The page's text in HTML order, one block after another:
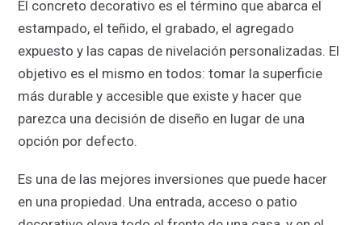
El concreto decorativo es el término que abarca el
estampado, el teñido, el grabado, el agregado
expuesto y las capas de nivelación personalizadas. El
objetivo es el mismo en todos: tomar la superficie
más durable y accesible que existe y hacer que
parezca una decisión de diseño en lugar de una
opción por defecto.
Es una de las mejores inversiones que puede hacer
en una propiedad. Una entrada, acceso o patio